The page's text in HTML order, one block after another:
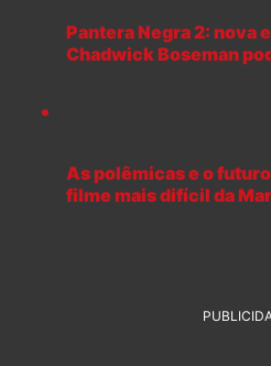
Pantera Negra 2: nova
Chadwick Boseman
As polêmicas e o
filme mais difícil da